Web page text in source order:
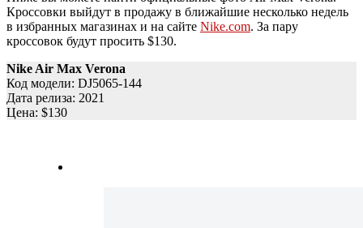
Кроссовки выйдут в продажу в ближайшие несколько недель
в избранных магазинах и на сайте Nike.com. За пару
кроссовок будут просить $130.
Nike Air Max Verona
Код модели: DJ5065-144
Дата релиза: 2021
Цена: $130